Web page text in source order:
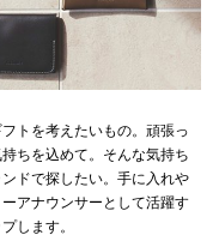
トを考えたいもの。頑張っ
ちを込めて。そんな気持ち
ドで探したい。手に入れや
アナウンサーとして活躍す
します。